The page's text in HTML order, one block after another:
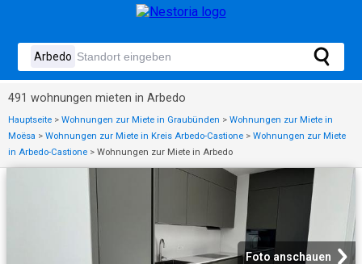
491 wohnungen mieten in Arbedo
Hauptseite > Wohnungen zur Miete in Graubünden > Wohnungen zur Miete in
Moësa > Wohnungen zur Miete in Kreis Arbedo-Castione > Wohnungen zur Miete
in Arbedo-Castione > Wohnungen zur Miete in Arbedo
Foto anschauen